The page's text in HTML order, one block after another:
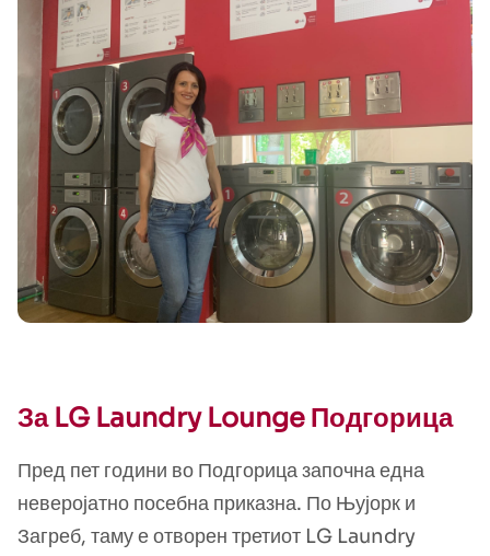
За LG Laundry Lounge Подгорица
Пред пет години во Подгорица започна една
неверојатно посебна приказна. По Њујорк и
Загреб, таму е отворен третиот LG Laundry